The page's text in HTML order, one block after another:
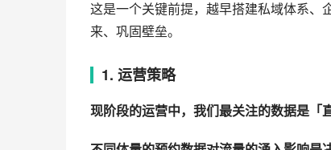
这是一个关键前提，越早搭建私域体系、
来、巩固壁垒。
1. 运营策略
现阶段的运营中，我们最关注的数据是「